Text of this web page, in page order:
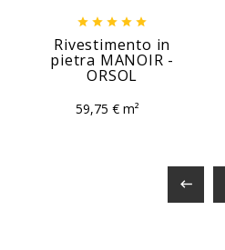
    
Rivestimento in
pietra MANOIR -
ORSOL
59,75 € m²
